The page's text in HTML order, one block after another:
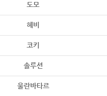
도모
헤비
코키
솔루션
울란바타르